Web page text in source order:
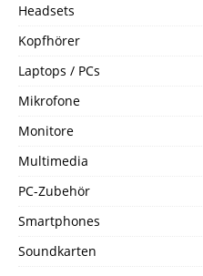
Headsets
Kopfhörer
Laptops / PCs
Mikrofone
Monitore
Multimedia
PC-Zubehör
Smartphones
Soundkarten